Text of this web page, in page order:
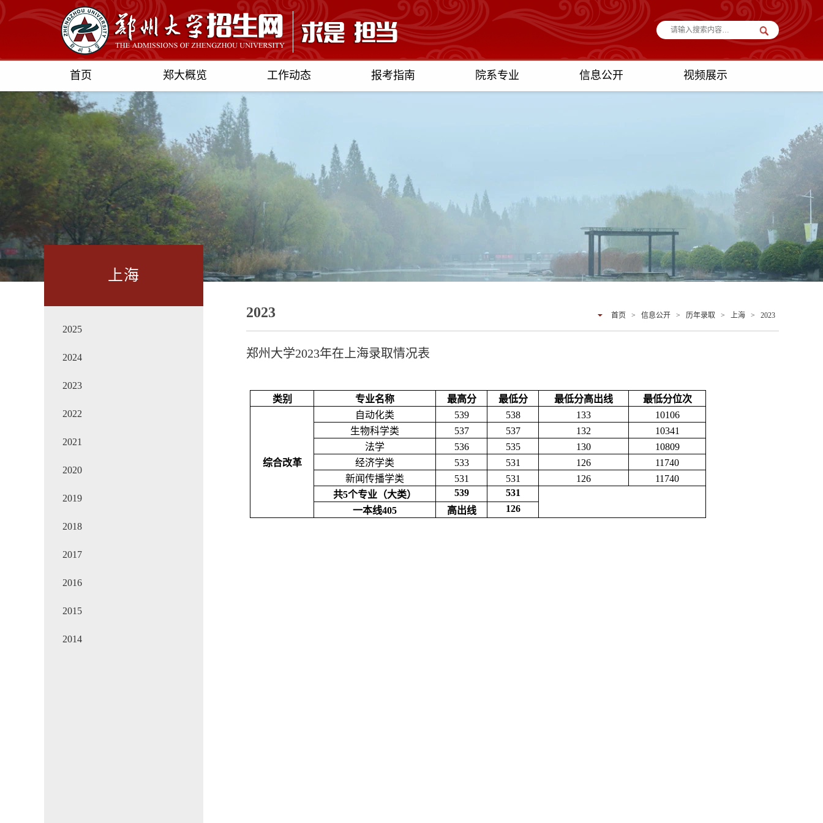
首页 郑大概览 工作动态 报考指南 院系专业 信息公开 视频展示
上海
2025
2024
2023
2022
2021
2020
2019
2018
2017
2016
2015
2014
2023 首页 > 信息公开 > 历年录取 > 上海 > 2023
郑州大学2023年在上海录取情况表
类别 专业名称 最高分 最低分 最低分高出线 最低分位次
综合改革
自动化类 539 538 133
10106
生物科学类
537 537 132
10341
法学
536 535 130
10809
经济学类
533 531 126
11740
新闻传播学类
531 531 126
11740
共5个专业（大类） 539
531
一本线405 高出线 126